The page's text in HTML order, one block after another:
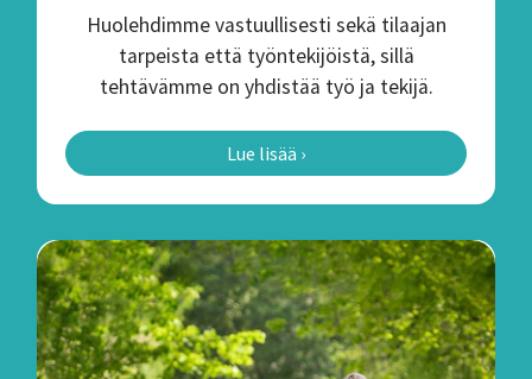
Huolehdimme vastuullisesti sekä tilaajan
tarpeista että työntekijöistä, sillä
tehtävämme on yhdistää työ ja tekijä.
Lue lisää ›